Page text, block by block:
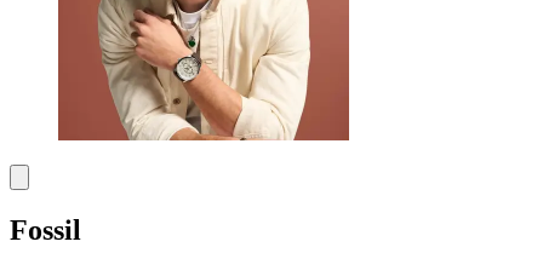
Fossil